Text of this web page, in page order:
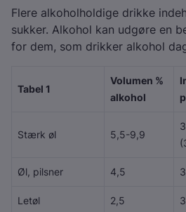
Flere alkoholholdige drikke
sukker. Alkohol kan udgøre en
for dem, som drikker alkohol
Tabel 1
Volumen %
alkohol
Stærk øl 5,5-9,9
Øl, pilsner 4,5
Letøl 2,5